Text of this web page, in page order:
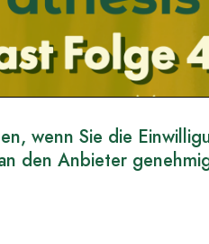
wenn Sie die
den Anbieter